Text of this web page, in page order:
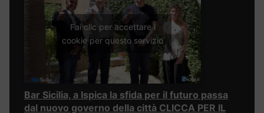
Fai clic per accettare i
cookie per questo servizio
Bar Sicilia, a Ispica la sfida per il futuro passa
dal nuovo governo della città CLICCA PER IL